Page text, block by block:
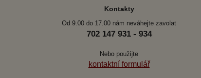
Kontakty
Od 9.00 do 17.00 nám neváhejte zavolat
702 147 931 - 934
Nebo použijte
kontaktní formulář